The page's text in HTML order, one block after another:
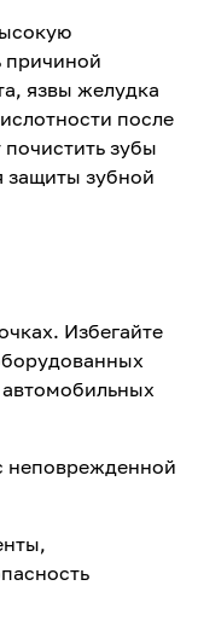
причиной
язвы желудка
после
зубы
защиты зубной
Избегайте
неповрежденной